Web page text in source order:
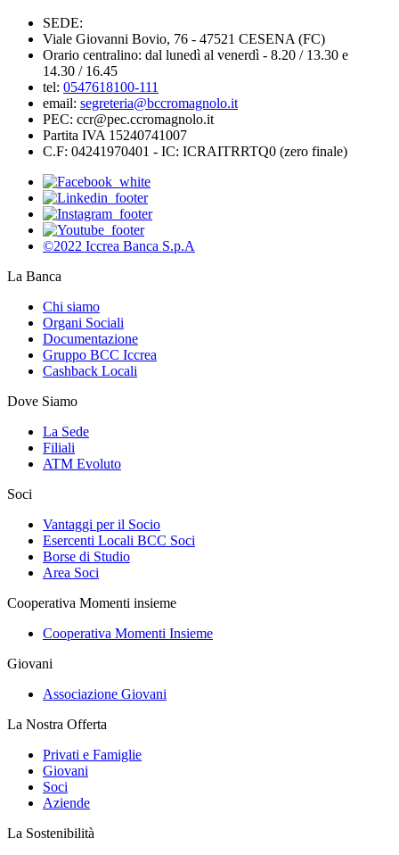
SEDE:
Viale Giovanni Bovio, 76 - 47521 CESENA (FC)
Orario centralino: dal lunedì al venerdì - 8.20 / 13.30 e
14.30 / 16.45
tel: 0547618100-111
email: segreteria@bccromagnolo.it
PEC: ccr@pec.ccromagnolo.it
Partita IVA 15240741007
C.F: 04241970401 - IC: ICRAITRRTQ0 (zero finale)
©2022 Iccrea Banca S.p.A
La Banca
Chi siamo
Organi Sociali
Documentazione
Gruppo BCC Iccrea
Cashback Locali
Dove Siamo
La Sede
Filiali
ATM Evoluto
Soci
Vantaggi per il Socio
Esercenti Locali BCC Soci
Borse di Studio
Area Soci
Cooperativa Momenti insieme
Cooperativa Momenti Insieme
Giovani
Associazione Giovani
La Nostra Offerta
Privati e Famiglie
Giovani
Soci
Aziende
La Sostenibilità